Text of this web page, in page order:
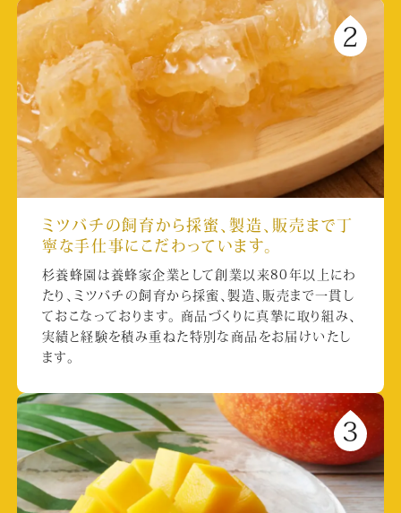
ミツバチの飼育から採蜜、製造、販売まで丁
寧な手仕事にこだわっています。
杉養蜂園は養蜂家企業として創業以来80年以上にわ
たり、ミツバチの飼育から採蜜、製造、販売まで一貫し
ておこなっております。 商品づくりに真摯に取り組み、
実績と経験を積み重ねた特別な商品をお届けいたし
ます。